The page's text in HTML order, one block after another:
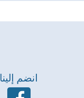
انضم إلينا